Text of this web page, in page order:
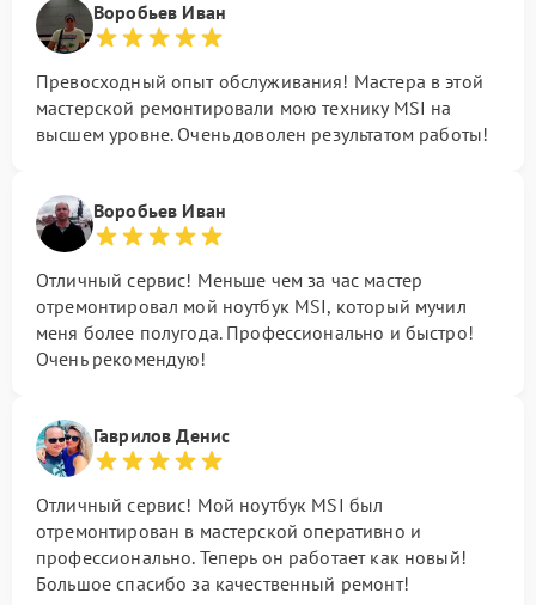
Воробьев Иван
Превосходный опыт обслуживания! Мастера в этой
мастерской ремонтировали мою технику MSI на
высшем уровне. Очень доволен результатом работы!
Воробьев Иван
Отличный сервис! Меньше чем за час мастер
отремонтировал мой ноутбук MSI, который мучил
меня более полугода. Профессионально и быстро!
Очень рекомендую!
Гаврилов Денис
Отличный сервис! Мой ноутбук MSI был
отремонтирован в мастерской оперативно и
профессионально. Теперь он работает как новый!
Большое спасибо за качественный ремонт!